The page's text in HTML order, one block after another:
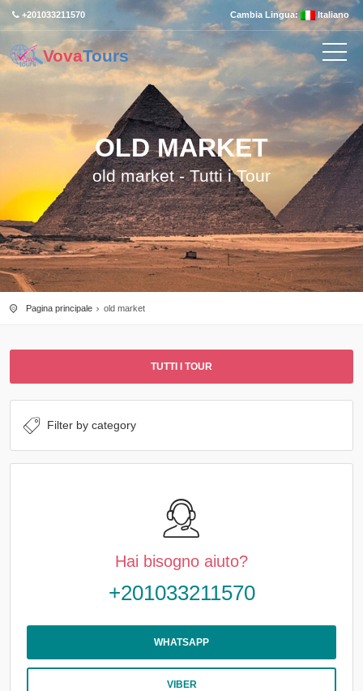
+201033211570 Cambia Lingua: Italiano
VovaTours
OLD MARKET
old market - Tutti i Tour
Pagina principale old market
TUTTI I TOUR
Hai bisogno aiuto?
+201033211570
WHATSAPP
VIBER